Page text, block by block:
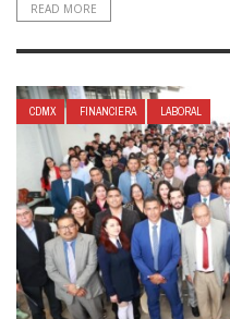
READ MORE
CDMX FINANCIERA LABORAL